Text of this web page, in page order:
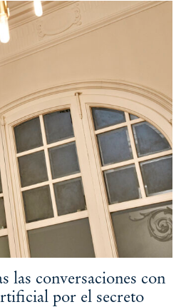
las conversaciones con
por el secreto